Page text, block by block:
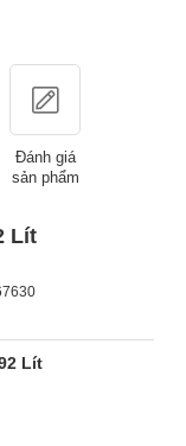
Đánh giá
sản phẩm
Lít
Lít